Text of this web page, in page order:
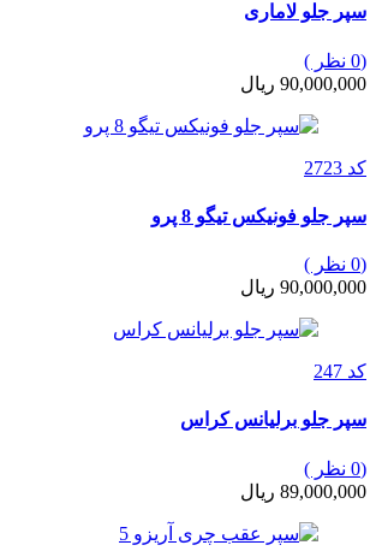
سپر جلو لاماری
(0 نظر )
90,000,000 ریال
کد 2723
سپر جلو فونیکس تیگو 8 پرو
(0 نظر )
90,000,000 ریال
کد 247
سپر جلو برلیانس کراس
(0 نظر )
89,000,000 ریال